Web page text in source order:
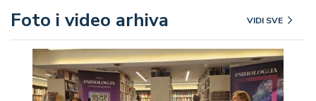
Foto i video arhiva VIDI SVE